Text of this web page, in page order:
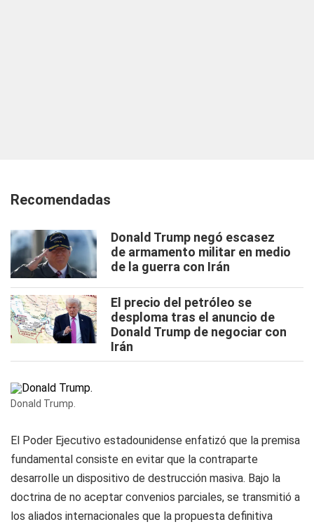
Recomendadas
Donald Trump negó escasez
de armamento militar en medio
de la guerra con Irán
El precio del petróleo se
desploma tras el anuncio de
Donald Trump de negociar con
Irán
Donald Trump.
El Poder Ejecutivo estadounidense enfatizó que la premisa
fundamental consiste en evitar que la contraparte
desarrolle un dispositivo de destrucción masiva. Bajo la
doctrina de no aceptar convenios parciales, se transmitió a
los aliados internacionales que la propuesta definitiva